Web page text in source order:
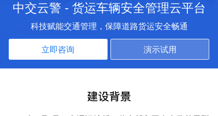
中交云警 - 货运车辆安全管理云平台
科技赋能交通管理，保障道路货运安全畅通
立即咨询 演示试用